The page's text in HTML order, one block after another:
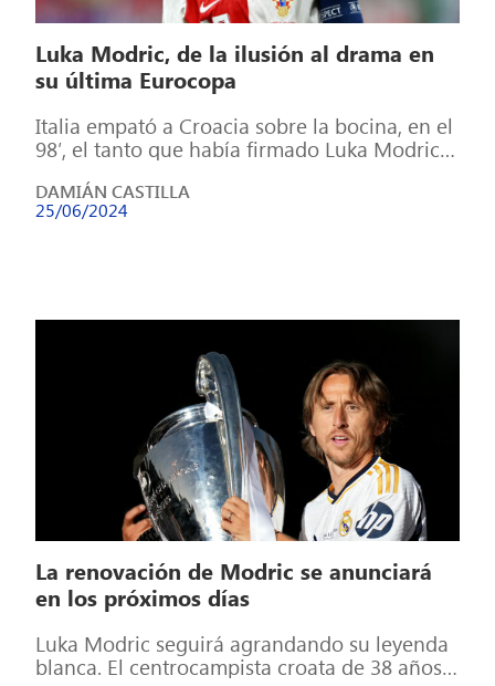
Luka Modric, de la ilusión al drama en
su última Eurocopa
Italia empató a Croacia sobre la bocina, en el
98′, el tanto que había firmado Luka Modric
DAMIÁN CASTILLA
25/06/2024
La renovación de Modric se anunciará
en los próximos días
Luka Modric seguirá agrandando su leyenda
blanca. El centrocampista croata de 38 años